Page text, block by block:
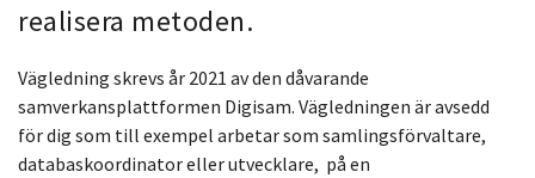
realisera metoden.
Vägledning skrevs år 2021 av den dåvarande
samverkansplattformen Digisam. Vägledningen är avsedd
för dig som till exempel arbetar som samlingsförvaltare,
databaskoordinator eller utvecklare, på en